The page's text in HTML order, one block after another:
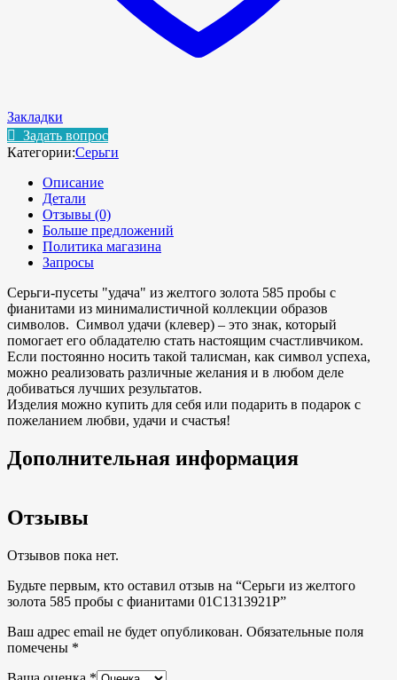
Закладки
Задать вопрос
Категории:Серьги
Описание
Детали
Отзывы (0)
Больше предложений
Политика магазина
Запросы
Серьги-пусеты "удача" из желтого золота 585 пробы с
фианитами из минималистичной коллекции образов
символов. Символ удачи (клевер) – это знак, который
помогает его обладателю стать настоящим счастливчиком.
Если постоянно носить такой талисман, как символ успеха,
можно реализовать различные желания и в любом деле
добиваться лучших результатов.
Изделия можно купить для себя или подарить в подарок с
пожеланием любви, удачи и счастья!
Дополнительная информация
Отзывы
Отзывов пока нет.
Будьте первым, кто оставил отзыв на “Серьги из желтого
золота 585 пробы с фианитами 01С1313921Р”
Ваш адрес email не будет опубликован. Обязательные поля
помечены *